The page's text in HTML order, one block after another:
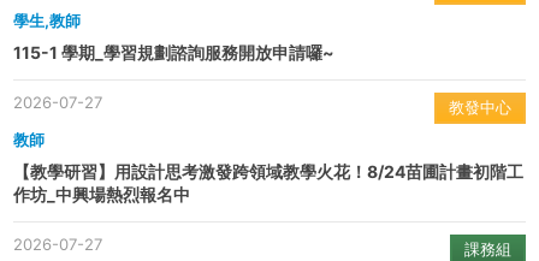
學生,教師
115-1 學期_學習規劃諮詢服務開放申請囉~
教發中心
教師
2026-07-27
【教學研習】用設計思考激發跨領域教學火花！8/24苗圃計畫初階工
作坊_中興場熱烈報名中
課務組
2026-07-27